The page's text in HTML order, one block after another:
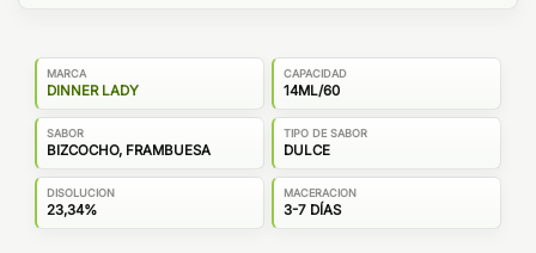
MARCA
DINNER LADY
CAPACIDAD
14ML/60
SABOR
BIZCOCHO, FRAMBUESA
TIPO DE SABOR
DULCE
DISOLUCION
23,34%
MACERACION
3-7 DÍAS